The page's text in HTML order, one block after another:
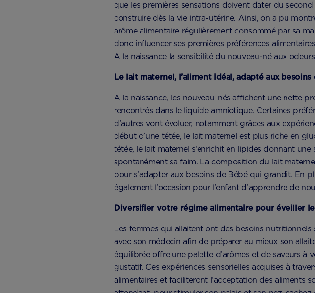
que les premières sensations doivent dater du
construire dès la vie intra-utérine. Ainsi, on a pu
arôme alimentaire régulièrement consommé par sa
donc influencer ses premières préférences
A la naissance la sensibilité du nouveau-né aux
Le lait maternel, l’aliment idéal, adapté aux
A la naissance, les nouveau-nés affichent une nette
rencontrés dans le liquide amniotique. Certaines
d’autres vont évoluer, notamment grâces aux
début d’une tétée, le lait maternel est plus riche en
tétée, le lait maternel s’enrichit en lipides donnant
spontanément sa faim. La composition du lait
pour s’adapter aux besoins de Bébé qui grandit. En
également l’occasion pour l’enfant d’apprendre de
Diversifier votre régime alimentaire pour éveiller
Les femmes qui allaitent ont des besoins
avec son médecin afin de préparer au mieux son
équilibrée offre une palette d’arômes et de saveurs
gustatif. Ces expériences sensorielles acquises à
alimentaires et faciliteront l’acceptation des aliments